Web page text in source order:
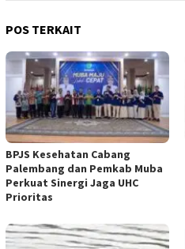
POS TERKAIT
BPJS Kesehatan Cabang
Palembang dan Pemkab Muba
Perkuat Sinergi Jaga UHC
Prioritas